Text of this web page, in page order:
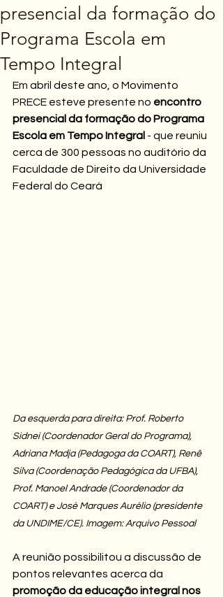
presencial da formação do
Programa Escola em
Tempo Integral
Em abril deste ano, o Movimento
PRECE esteve presente no encontro
presencial da formação do Programa
Escola em Tempo Integral - que reuniu
cerca de 300 pessoas no auditório da
Faculdade de Direito da Universidade
Federal do Ceará
Da esquerda para direita: Prof. Roberto
Sidnei (Coordenador Geral do Programa),
Adriana Madja (Pedagoga da COART), Renê
Silva (Coordenação Pedagógica da UFBA),
Prof. Manoel Andrade (Coordenador da
COART) e José Marques Aurélio (presidente
da UNDIME/CE). Imagem: Arquivo Pessoal
A reunião possibilitou a discussão de
pontos relevantes acerca da
promoção da educação integral nos